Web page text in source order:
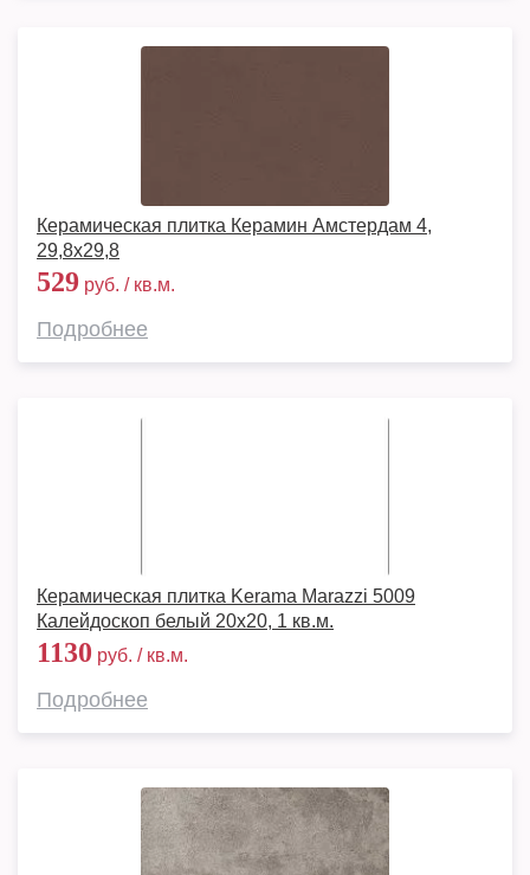
Керамическая плитка Керамин Амстердам 4,
29,8x29,8
529 руб. / кв.м.
Подробнее
Керамическая плитка Kerama Marazzi 5009
Калейдоскоп белый 20х20, 1 кв.м.
1130 руб. / кв.м.
Подробнее